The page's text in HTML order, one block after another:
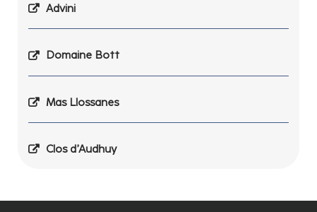
Advini
Domaine Bott
Mas Llossanes
Clos d’Audhuy